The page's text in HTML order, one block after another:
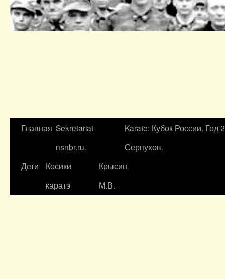
Главная Sekretariat-
nsnbr.ru.
Karate: Кубок России. Год
Серпухов.
Дети
Косики
каратэ
Крысин
М.В.